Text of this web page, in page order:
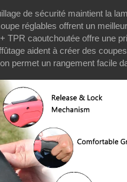
de sécurité maintient la
réglables offrent un
TPR caoutchoutée offre une
aident à créer des
permet un rangement facile